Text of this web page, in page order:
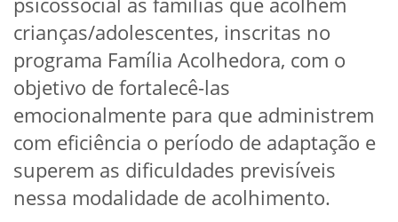
crianças/adolescentes, inscritas no
programa Família Acolhedora, com o
objetivo de fortalecê-las
emocionalmente para que administrem
com eficiência o período de adaptação e
superem as dificuldades previsíveis
nessa modalidade de acolhimento.